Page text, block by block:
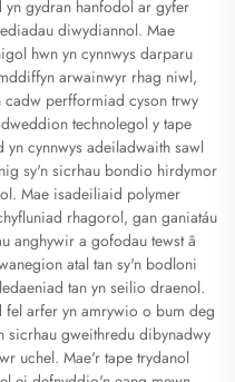
gydran hanfodol ar gyfer
diwydiannol. Mae
hwn yn cynnwys darparu
arwainwyr rhag niwl,
perfformiad cyson trwy
technolegol y tape
cynnwys adeiladwaith sawl
sy'n sicrhau bondio hirdymor
Mae isadeiliaid polymer
rhagorol, gan ganiatáu
anghywir a gofodau tewst â
atal tan sy'n bodloni
tan yn seilio draenol.
fel arfer yn amrywio o bum deg
gweithredu dibynadwy
uchel. Mae'r tape trydanol